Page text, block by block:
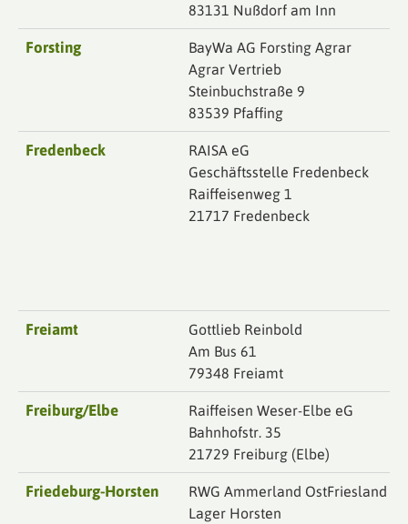
83131 Nußdorf am Inn
Forsting
BayWa AG Forsting Agrar
Agrar Vertrieb
Steinbuchstraße 9
83539 Pfaffing
Fredenbeck
RAISA eG
Geschäftsstelle Fredenbeck
Raiffeisenweg 1
21717 Fredenbeck
Freiamt
Gottlieb Reinbold
Am Bus 61
79348 Freiamt
Freiburg/Elbe
Raiffeisen Weser-Elbe eG
Bahnhofstr. 35
21729 Freiburg (Elbe)
Friedeburg-Horsten
RWG Ammerland OstFriesland
Lager Horsten